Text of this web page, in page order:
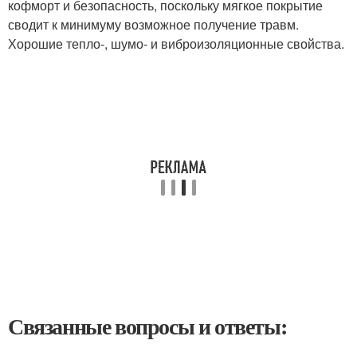
кофморт и безопасность, поскольку мягкое покрытие
сводит к минимуму возможное получение травм.
Хорошие тепло-, шумо- и виброизоляционные свойства.
Связанные вопросы и ответы: